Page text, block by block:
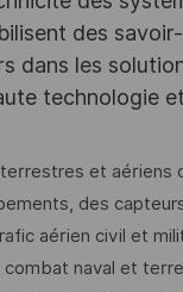
des
dans les
technologie
terrestres et aériens
des
aérien civil et
combat naval et